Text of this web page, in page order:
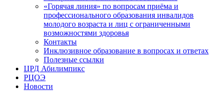
«Горячая линия» по вопросам приёма и
профессионального образования инвалидов
молодого возраста и лиц с ограниченными
возможностями здоровья
Контакты
Инклюзивное образование в вопросах и ответах
Полезные ссылки
ЦРД Абилимпикс
РЦОЭ
Новости